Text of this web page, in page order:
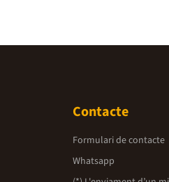
Contacte
Formulari de contacte
Whatsapp